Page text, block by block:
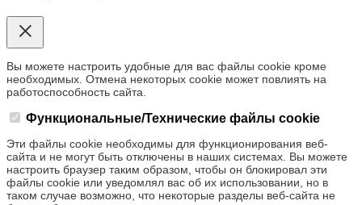
Вы можете настроить удобные для вас файлы cookie кроме
необходимых. Отмена некоторых cookie может повлиять на
работоспособность сайта.
Функциональные/Технические файлы cookie
Эти файлы cookie необходимы для функционирования веб-
сайта и не могут быть отключены в наших системах. Вы можете
настроить браузер таким образом, чтобы он блокировал эти
файлы cookie или уведомлял вас об их использовании, но в
таком случае возможно, что некоторые разделы веб-сайта не